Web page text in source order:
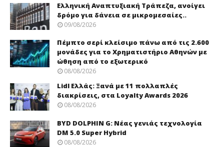
Ελληνική Αναπτυξιακή Τράπεζα, ανοίγει
δρόμο για δάνεια σε μικρομεσαίες..
09/08/2026
Πέμπτο σερί κλείσιμο πάνω από τις 2.600
μονάδες για το Χρηματιστήριο Αθηνών με
ώθηση από το εξωτερικό
08/08/2026
Lidl Ελλάς: Ξανά με 11 πολλαπλές
διακρίσεις, στα Loyalty Awards 2026
08/08/2026
BYD DOLPHIN G: Νέας γενιάς τεχνολογία
DM 5.0 Super Hybrid
08/08/2026